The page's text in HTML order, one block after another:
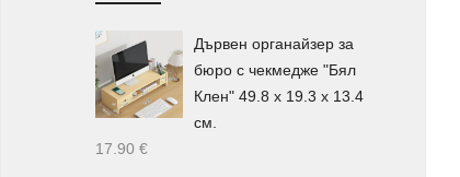
Дървен органайзер за
бюро с чекмедже "Бял
Клен" 49.8 х 19.3 х 13.4
см.
17.90 €